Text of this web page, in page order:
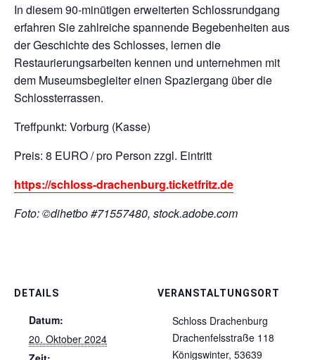
In diesem 90-minütigen erweiterten Schlossrundgang
erfahren Sie zahlreiche spannende Begebenheiten aus
der Geschichte des Schlosses, lernen die
Restaurierungsarbeiten kennen und unternehmen mit
dem Museumsbegleiter einen Spaziergang über die
Schlossterrassen.
Treffpunkt: Vorburg (Kasse)
Preis: 8 EURO / pro Person zzgl. Eintritt
https://schloss-drachenburg.ticketfritz.de
Foto: ©dihetbo #71557480, stock.adobe.com
DETAILS
Datum:
20. Oktober 2024
VERANSTALTUNGSORT
Schloss Drachenburg
Drachenfelsstraße 118
Königswinter, 53639